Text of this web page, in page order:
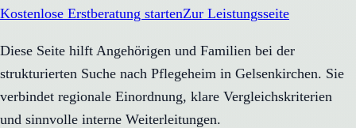
Kostenlose Erstberatung startenZur Leistungsseite
Diese Seite hilft Angehörigen und Familien bei der
strukturierten Suche nach Pflegeheim in Gelsenkirchen. Sie
verbindet regionale Einordnung, klare Vergleichskriterien
und sinnvolle interne Weiterleitungen.